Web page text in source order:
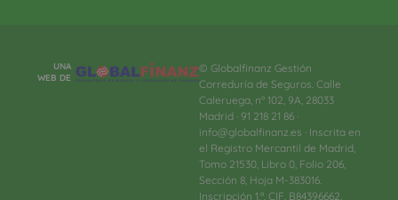
UNA
WEB DE
© Globalfinanz Gestión
Correduría de Seguros. Calle
Caleruega, nº 102, 9A, 28033
Madrid · 91 218 21 86 ·
info@globalfinanz.es · Inscrita en
el Registro Mercantil de Madrid,
Tomo 21530, Libro 0, Folio 206,
Sección 8, Hoja M-383016.
Inscripción 1.ª. CIF. B84396662.